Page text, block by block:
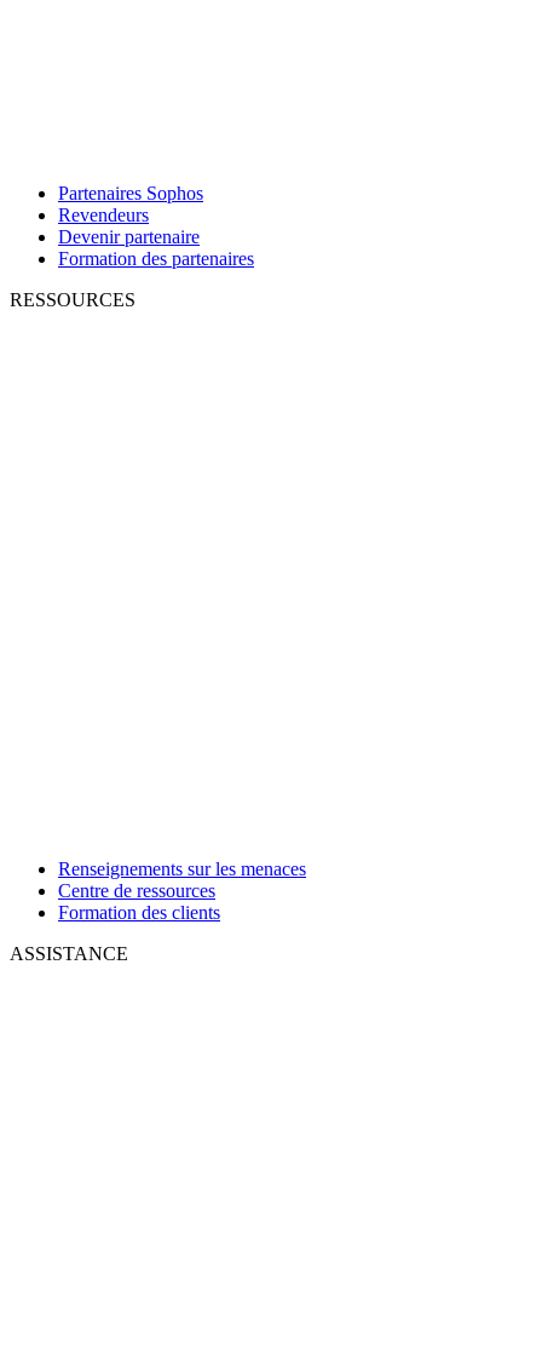
Partenaires Sophos
Revendeurs
Devenir partenaire
Formation des partenaires
RESSOURCES
Renseignements sur les menaces
Centre de ressources
Formation des clients
ASSISTANCE